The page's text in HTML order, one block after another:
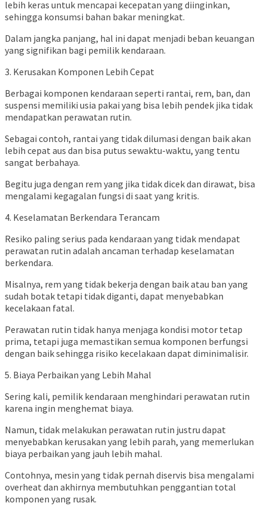
lebih keras untuk mencapai kecepatan yang diinginkan,
sehingga konsumsi bahan bakar meningkat.
Dalam jangka panjang, hal ini dapat menjadi beban keuangan
yang signifikan bagi pemilik kendaraan.
3. Kerusakan Komponen Lebih Cepat
Berbagai komponen kendaraan seperti rantai, rem, ban, dan
suspensi memiliki usia pakai yang bisa lebih pendek jika tidak
mendapatkan perawatan rutin.
Sebagai contoh, rantai yang tidak dilumasi dengan baik akan
lebih cepat aus dan bisa putus sewaktu-waktu, yang tentu
sangat berbahaya.
Begitu juga dengan rem yang jika tidak dicek dan dirawat, bisa
mengalami kegagalan fungsi di saat yang kritis.
4. Keselamatan Berkendara Terancam
Resiko paling serius pada kendaraan yang tidak mendapat
perawatan rutin adalah ancaman terhadap keselamatan
berkendara.
Misalnya, rem yang tidak bekerja dengan baik atau ban yang
sudah botak tetapi tidak diganti, dapat menyebabkan
kecelakaan fatal.
Perawatan rutin tidak hanya menjaga kondisi motor tetap
prima, tetapi juga memastikan semua komponen berfungsi
dengan baik sehingga risiko kecelakaan dapat diminimalisir.
5. Biaya Perbaikan yang Lebih Mahal
Sering kali, pemilik kendaraan menghindari perawatan rutin
karena ingin menghemat biaya.
Namun, tidak melakukan perawatan rutin justru dapat
menyebabkan kerusakan yang lebih parah, yang memerlukan
biaya perbaikan yang jauh lebih mahal.
Contohnya, mesin yang tidak pernah diservis bisa mengalami
overheat dan akhirnya membutuhkan penggantian total
komponen yang rusak.